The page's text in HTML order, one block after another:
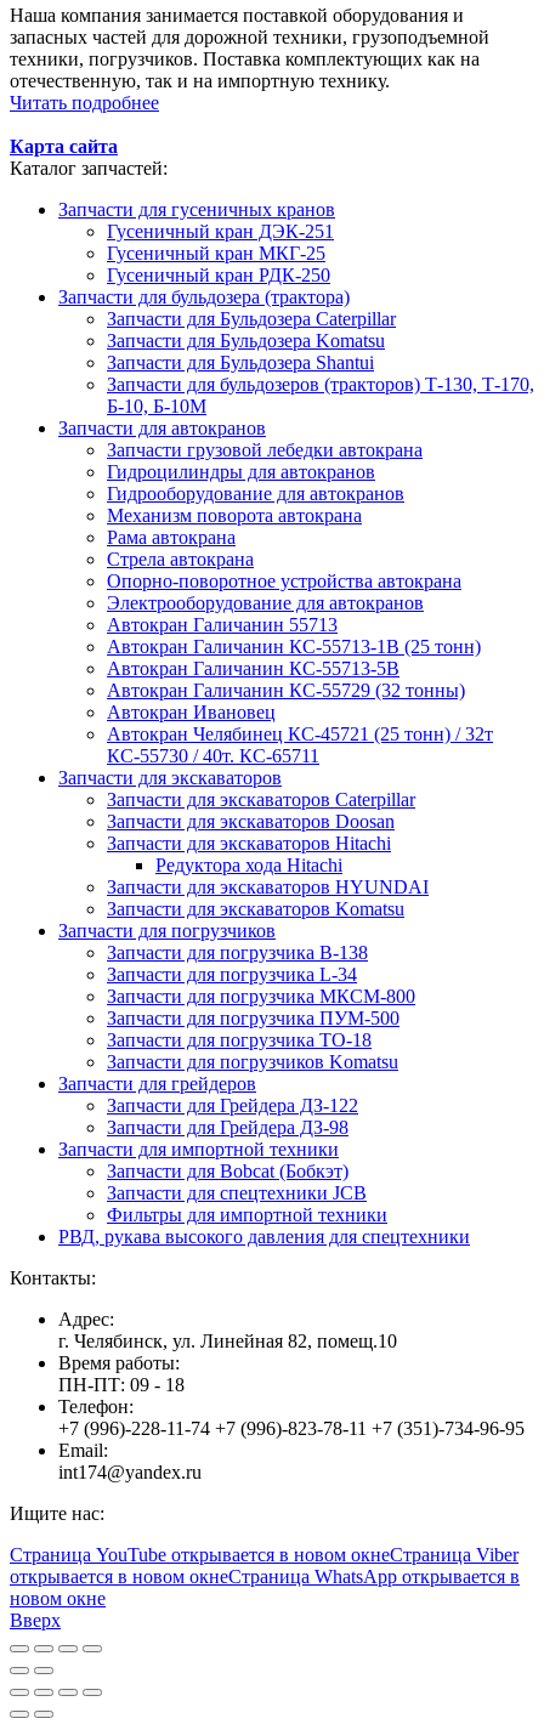
Наша компания занимается поставкой оборудования и
запасных частей для дорожной техники, грузоподъемной
техники, погрузчиков. Поставка комплектующих как на
отечественную, так и на импортную технику.
Читать подробнее
Карта сайта
Каталог запчастей:
Запчасти для гусеничных кранов
Гусеничный кран ДЭК-251
Гусеничный кран МКГ-25
Гусеничный кран РДК-250
Запчасти для бульдозера (трактора)
Запчасти для Бульдозера Caterpillar
Запчасти для Бульдозера Komatsu
Запчасти для Бульдозера Shantui
Запчасти для бульдозеров (тракторов) Т-130, Т-170,
Б-10, Б-10М
Запчасти для автокранов
Запчасти грузовой лебедки автокрана
Гидроцилиндры для автокранов
Гидрооборудование для автокранов
Механизм поворота автокрана
Рама автокрана
Стрела автокрана
Опорно-поворотное устройства автокрана
Электрооборудование для автокранов
Автокран Галичанин 55713
Автокран Галичанин КС-55713-1В (25 тонн)
Автокран Галичанин КС-55713-5В
Автокран Галичанин КС-55729 (32 тонны)
Автокран Ивановец
Автокран Челябинец КС-45721 (25 тонн) / 32т
КС-55730 / 40т. КС-65711
Запчасти для экскаваторов
Запчасти для экскаваторов Caterpillar
Запчасти для экскаваторов Doosan
Запчасти для экскаваторов Hitachi
Редуктора хода Hitachi
Запчасти для экскаваторов HYUNDAI
Запчасти для экскаваторов Komatsu
Запчасти для погрузчиков
Запчасти для погрузчика B-138
Запчасти для погрузчика L-34
Запчасти для погрузчика МКСМ-800
Запчасти для погрузчика ПУМ-500
Запчасти для погрузчика ТО-18
Запчасти для погрузчиков Komatsu
Запчасти для грейдеров
Запчасти для Грейдера ДЗ-122
Запчасти для Грейдера ДЗ-98
Запчасти для импортной техники
Запчасти для Bobcat (Бобкэт)
Запчасти для спецтехники JCB
Фильтры для импортной техники
РВД, рукава высокого давления для спецтехники
Контакты:
Адрес:
г. Челябинск, ул. Линейная 82, помещ.10
Время работы:
ПН-ПТ: 09 - 18
Телефон:
+7 (996)-228-11-74 +7 (996)-823-78-11 +7 (351)-734-96-95
Email:
int174@yandex.ru
Ищите нас:
Страница YouTube открывается в новом окнеСтраница Viber
открывается в новом окнеСтраница WhatsApp открывается в
новом окне
Вверх